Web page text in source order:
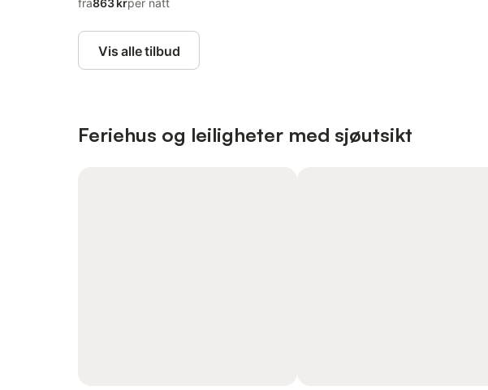
fra863 krper natt
Vis alle tilbud
Feriehus og leiligheter med sjøutsikt